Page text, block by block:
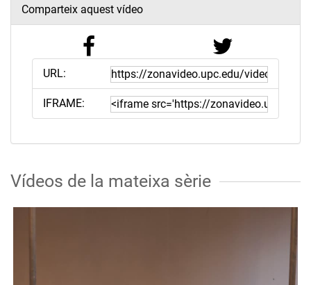
Comparteix aquest vídeo
URL:
IFRAME:
Vídeos de la mateixa sèrie